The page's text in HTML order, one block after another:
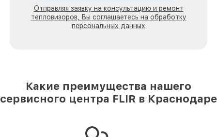
Отправляя заявку на консультацию и ремонт
тепловизоров, Вы соглашаетесь на обработку
персональных данных
Какие преимущества нашего
сервисного центра FLIR в Краснодаре